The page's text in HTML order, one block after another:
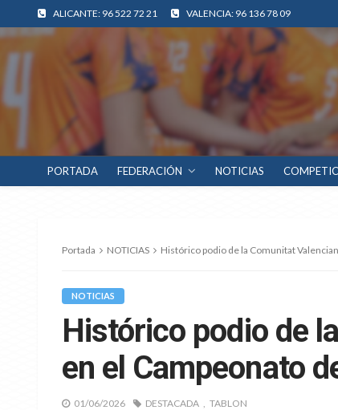
ALICANTE: 96 522 72 21 VALENCIA: 96 136 78 09
PORTADA FEDERACIÓN NOTICIAS
Portada NOTICIAS Histórico podio de la Comunitat
NOTICIAS
Histórico podio de
en el Campeonato
01/06/2026 DESTACADA TABLON